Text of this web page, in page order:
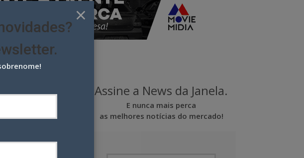
A PAULISTA
Assine a News da Janela.
E nunca mais perca
as melhores notícias do mercado!
×